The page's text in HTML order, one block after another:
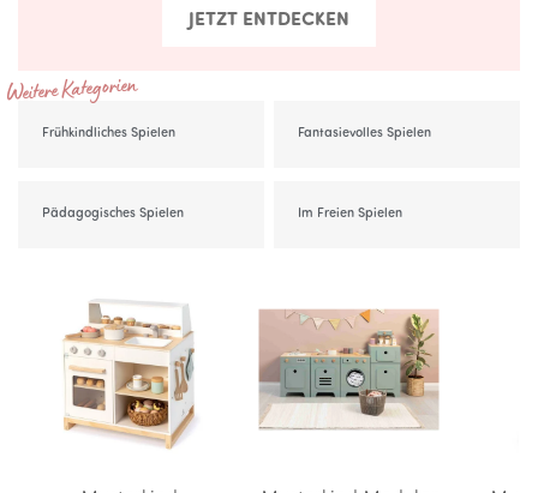
JETZT ENTDECKEN
Weitere Kategorien
Frühkindliches Spielen Fantasievolles Spielen
Pädagogisches Spielen Im Freien Spielen